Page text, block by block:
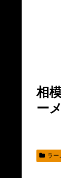
相
ー
ラー